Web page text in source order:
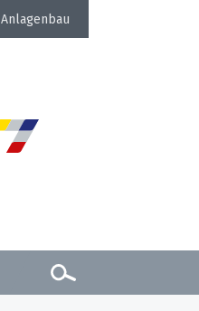
Anlagenbau